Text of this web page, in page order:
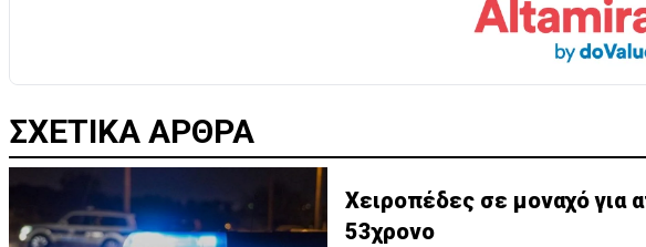
ΣΧΕΤΙΚΑ ΑΡΘΡΑ
Χειροπέδες σε μοναχό για
53χρονο